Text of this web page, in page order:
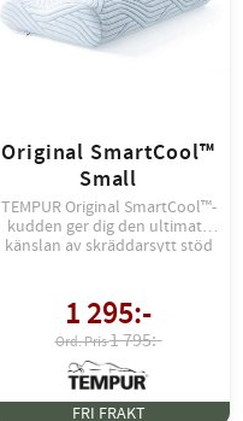
Original SmartCool™
Small
TEMPUR Original SmartCool™-
kudden ger dig den ultimata
känslan av skräddarsytt stöd
1 295:-
1 795:-
FRI FRAKT